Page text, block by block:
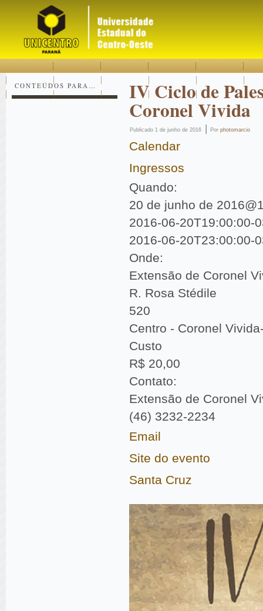
CONTEÚDOS PARA… IV Ciclo de
Coronel Vivida
Publicado 1 de junho de 2016 | Por photomarcio
Calendar
Ingressos
Quando:
20 de junho de
2016-06-20T19:00:00-
2016-06-20T23:00:00-
Onde:
Extensão de Coronel
R. Rosa Stédile
520
Centro - Coronel
Custo
R$ 20,00
Contato:
Extensão de Coronel
(46) 3232-2234
Email
Site do evento
Santa Cruz